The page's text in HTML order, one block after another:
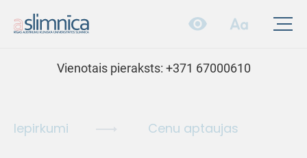
Vienotais pieraksts: +371 67000610
Iepirkumi Cenu aptaujas